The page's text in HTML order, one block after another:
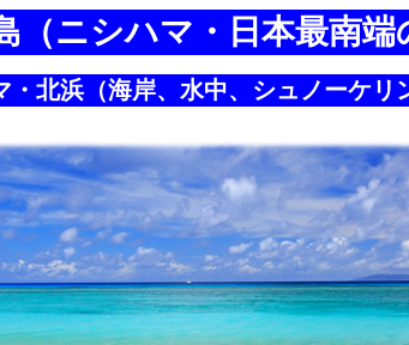
（ニシハマ・日本最南端
・北浜（海岸、水中、シュノーケリ